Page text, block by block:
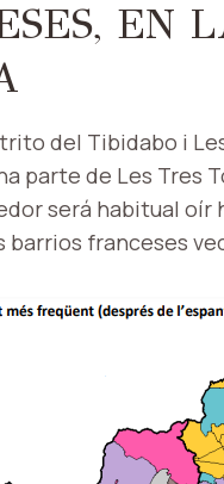
EN
del Tibidabo i
parte de Les Tres
será habitual oír
franceses